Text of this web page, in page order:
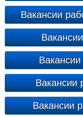
Вакансии
Вакансии
Вакансии